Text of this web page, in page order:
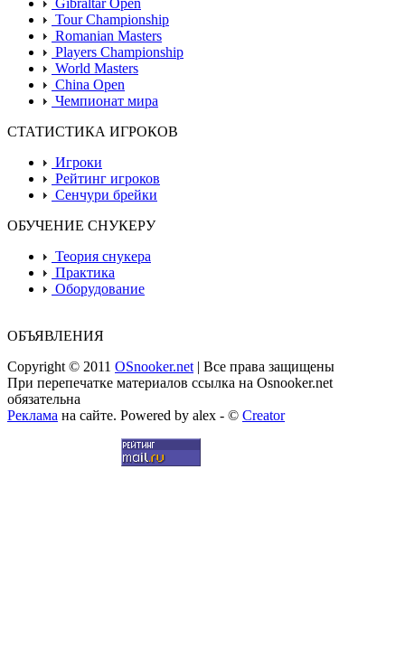
Gibraltar Open
Tour Championship
Romanian Masters
Players Championship
World Masters
China Open
Чемпионат мира
СТАТИСТИКА ИГРОКОВ
Игроки
Рейтинг игроков
Сенчури брейки
ОБУЧЕНИЕ СНУКЕРУ
Теория снукера
Практика
Оборудование
ОБЪЯВЛЕНИЯ
Copyright © 2011 OSnooker.net| Все права защищены
При перепечатке материалов ссылка на Osnooker.net
обязательна
Реклама на сайте. Powered by alex - © Creator